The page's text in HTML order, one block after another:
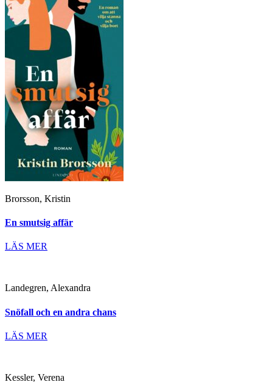
Brorsson, Kristin
En smutsig affär
LÄS MER
Landegren, Alexandra
Snöfall och en andra chans
LÄS MER
Kessler, Verena